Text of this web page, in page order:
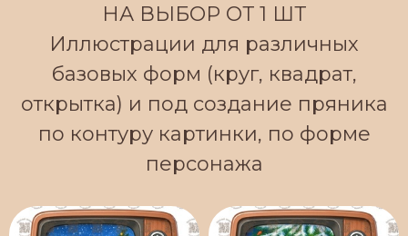
НА ВЫБОР ОТ 1 ШТ
Иллюстрации для различных
базовых форм (круг, квадрат,
открытка) и под создание пряника
по контуру картинки, по форме
персонажа